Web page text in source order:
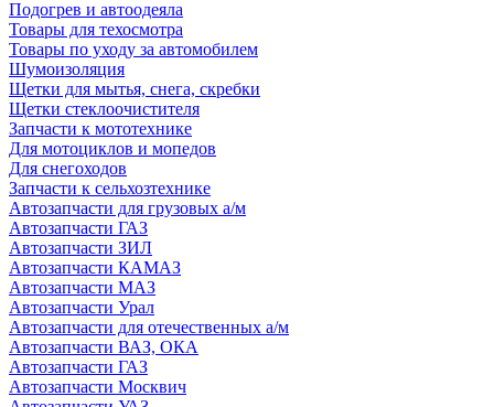
Подогрев и автоодеяла
Товары для техосмотра
Товары по уходу за автомобилем
Шумоизоляция
Щетки для мытья, снега, скребки
Щетки стеклоочистителя
Запчасти к мототехнике
Для мотоциклов и мопедов
Для снегоходов
Запчасти к сельхозтехнике
Автозапчасти для грузовых а/м
Автозапчасти ГАЗ
Автозапчасти ЗИЛ
Автозапчасти КАМАЗ
Автозапчасти МАЗ
Автозапчасти Урал
Автозапчасти для отечественных а/м
Автозапчасти ВАЗ, ОКА
Автозапчасти ГАЗ
Автозапчасти Москвич